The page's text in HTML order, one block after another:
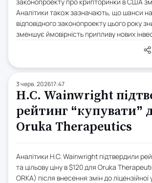
Аналітики також зазначають, що шанси
відповідного законопроекту цього року
зменшує ймовірність припливу нових
3 черв. 202617:47
H.C. Wainwright
рейтинг “купувати”
Oruka Therapeutics
Аналітики H.C. Wainwright підтвердили
та цільову ціну в $120 для Oruka
ORKA) після внесення змін до ліцензійної